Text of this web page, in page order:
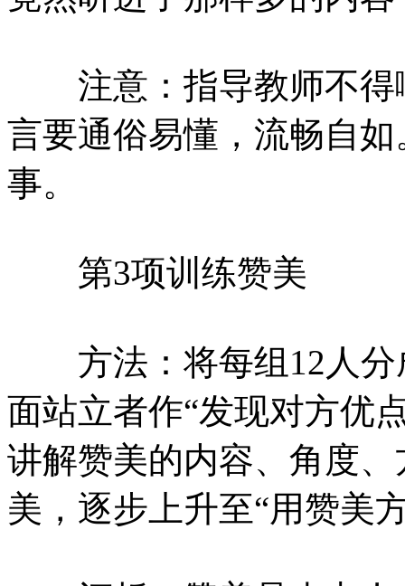
注意：指导教师不得
言要通俗易懂，流畅自
事。
第3项训练赞美
方法：将每组12人分
面站立者作“发现对方优
讲解赞美的内容、角度
美，逐步上升至“用赞美